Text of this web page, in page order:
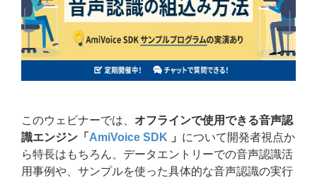
このウェビナーでは、 オフラインで使用できる音声認
識エンジン「 AmiVoice SDK 」 について開発者視点か
ら特長はもちろん、データエントリーでの音声認識活
用事例や、サンプルを使った具体的な音声認識の実行